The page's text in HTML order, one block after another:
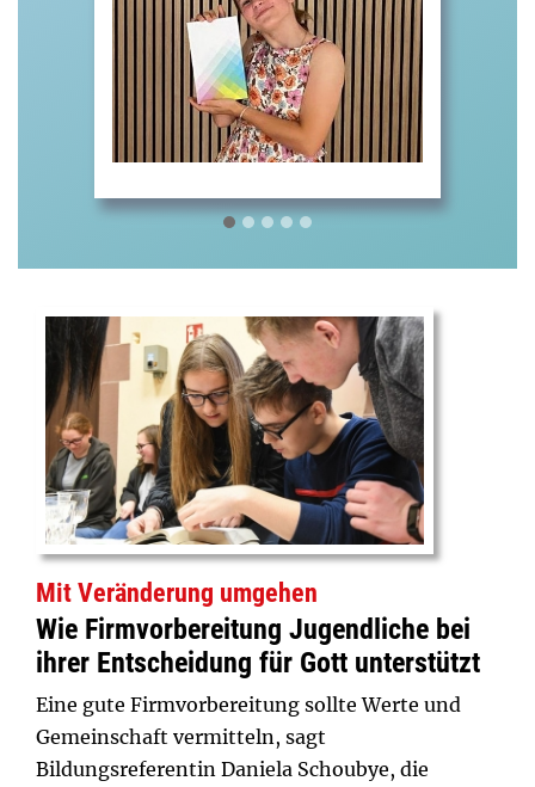
Mit Veränderung umgehen
Wie Firmvorbereitung Jugendliche bei
ihrer Entscheidung für Gott unterstützt
Eine gute Firmvorbereitung sollte Werte und
Gemeinschaft vermitteln, sagt
Bildungsreferentin Daniela Schoubye, die